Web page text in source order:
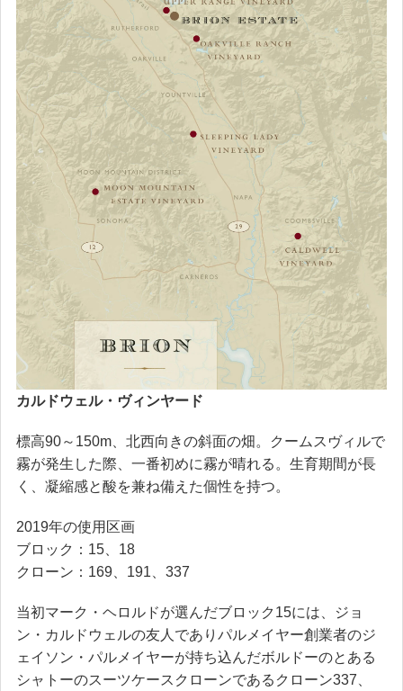
カルドウェル・ヴィンヤード
標高90～150m、北西向きの斜面の畑。クームスヴィルで
霧が発生した際、一番初めに霧が晴れる。生育期間が長
く、凝縮感と酸を兼ね備えた個性を持つ。
2019年の使用区画
ブロック：15、18
クローン：169、191、337
当初マーク・ヘロルドが選んだブロック15には、ジョ
ン・カルドウェルの友人でありパルメイヤー創業者のジ
ェイソン・パルメイヤーが持ち込んだボルドーのとある
シャトーのスーツケースクローンであるクローン337、